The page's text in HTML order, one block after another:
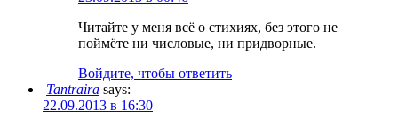
Читайте у меня всё о стихиях, без этого не
поймёте ни числовые, ни придворные.
Войдите, чтобы ответить
Tantraira says:
22.09.2013 в 16:30